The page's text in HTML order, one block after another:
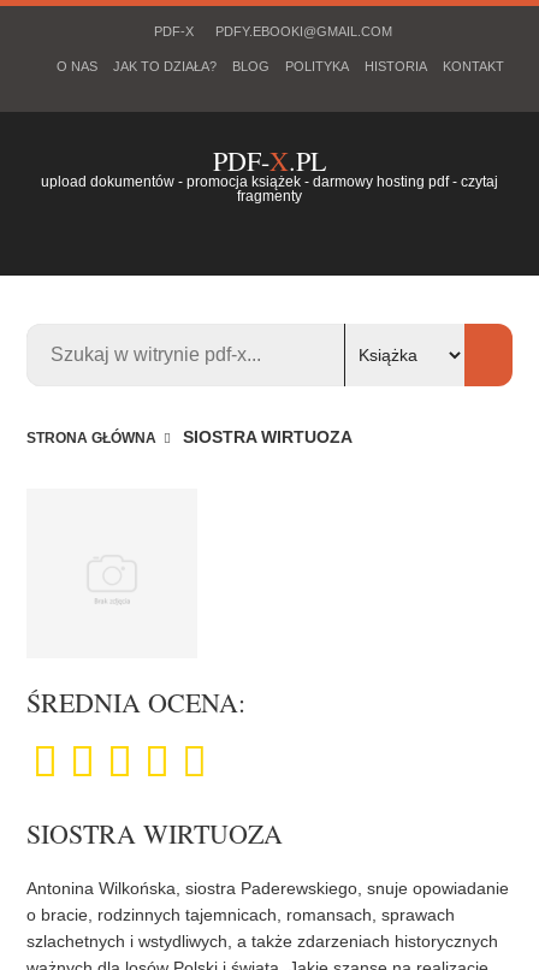
PDF-X PDFY.EBOOKI@GMAIL.COM
O NAS JAK TO DZIAŁA? BLOG POLITYKA HISTORIA KONTAKT
PDF-X.PL
upload dokumentów - promocja książek - darmowy hosting pdf - czytaj
fragmenty
STRONA GŁÓWNA SIOSTRA WIRTUOZA
ŚREDNIA OCENA:
SIOSTRA WIRTUOZA
Antonina Wilkońska, siostra Paderewskiego, snuje opowiadanie
o bracie, rodzinnych tajemnicach, romansach, sprawach
szlachetnych i wstydliwych, a także zdarzeniach historycznych